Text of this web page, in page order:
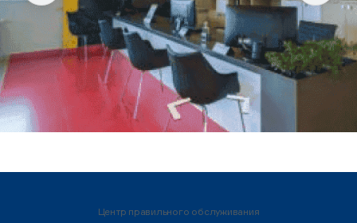
Центр правильного обслуживания